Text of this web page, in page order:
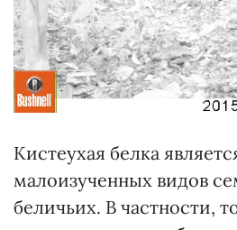
Кистеухая белка
малоизученных видов
беличьих. В частности,